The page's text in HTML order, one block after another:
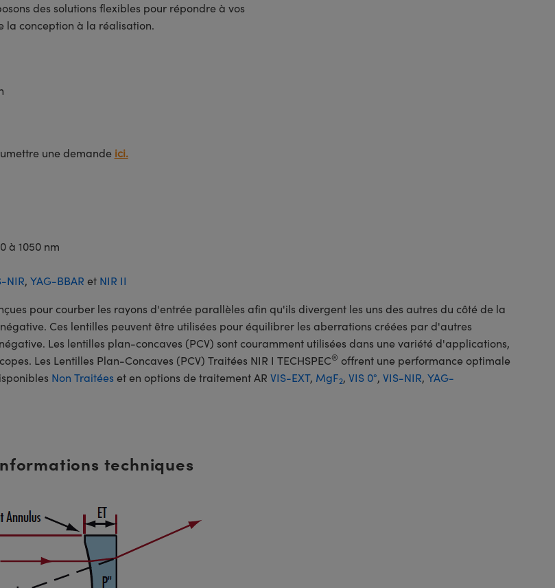
des solutions flexibles pour répondre à vos
la conception à la réalisation.
une demande ici.
à 1050 nm
NIR, YAG-BBAR et NIR II
pour courber les rayons d'entrée parallèles afin qu'ils divergent les uns des autres du côté de la
Ces lentilles peuvent être utilisées pour équilibrer les aberrations créées par d'autres
Les lentilles plan-concaves (PCV) sont couramment utilisées dans une variété d'applications,
Les Lentilles Plan-Concaves (PCV) Traitées NIR I TECHSPEC® offrent une performance optimale
Non Traitéeset en options de traitement AR VIS-EXT, MgF2, VIS 0°, VIS-NIR, YAG-
techniques